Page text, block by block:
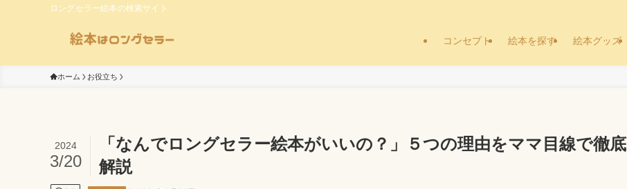
ロングセラー絵本の検索サイト
コンセプト 絵本を探す 絵本グッズ
ホーム お役立ち
「なんでロングセラー絵本がいいの？」５つの理由をママ目線で徹底
解説
2024
3/20